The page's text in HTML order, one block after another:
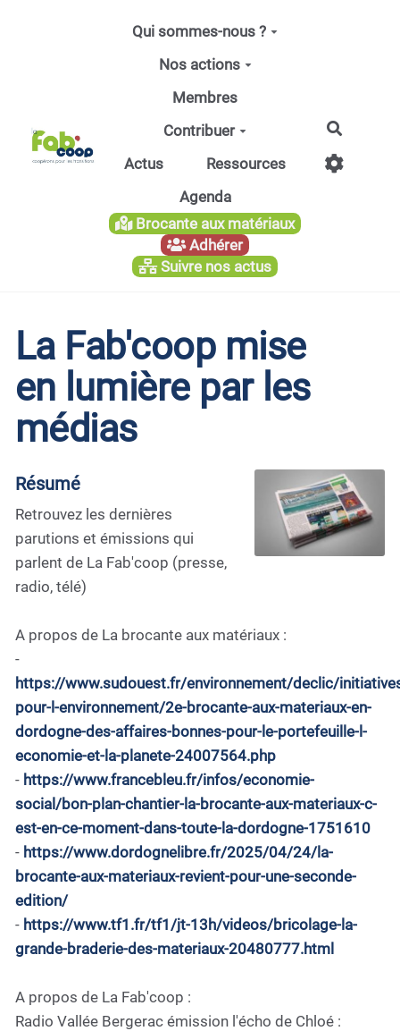
Aller au contenu principal
Qui sommes-nous ?
Nos actions
Membres
Contribuer
Actus
Ressources
Agenda
Brocante aux matériaux
Adhérer
Suivre nos actus
La Fab'coop mise
en lumière par les
médias
Résumé
Retrouvez les dernières
parutions et émissions qui
parlent de La Fab'coop (presse,
radio, télé)
A propos de La brocante aux matériaux :
-
https://www.sudouest.fr/environnement/declic/
pour-l-environnement/2e-brocante-aux-materiaux-en-
dordogne-des-affaires-bonnes-pour-le-portefeuille-l-
economie-et-la-planete-24007564.php
- https://www.francebleu.fr/infos/economie-
social/bon-plan-chantier-la-brocante-aux-materiaux-c-
est-en-ce-moment-dans-toute-la-dordogne-1751610
- https://www.dordognelibre.fr/2025/04/24/la-
brocante-aux-materiaux-revient-pour-une-seconde-
edition/
- https://www.tf1.fr/tf1/jt-13h/videos/bricolage-la-
grande-braderie-des-materiaux-20480777.html
A propos de La Fab'coop :
Radio Vallée Bergerac émission l'écho de Chloé :